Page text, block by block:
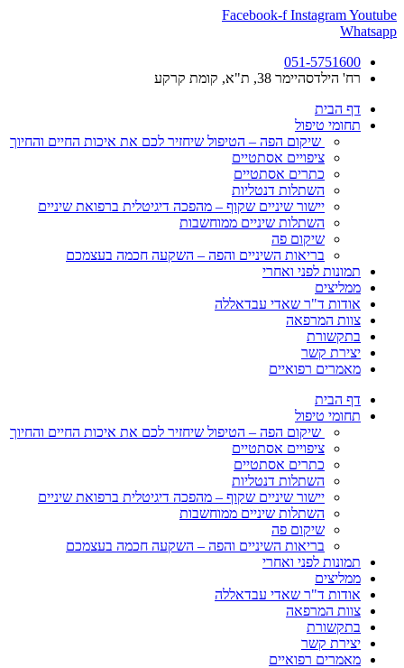
דלג
לתוכן
Facebook-f InstagramYoutube
Whatsapp
051-5751600
רח' הילדסהיימר 38, ת"א, קומת קרקע
דף הבית
תחומי טיפול
שיקום הפה – הטיפול שיחזיר לכם את איכות החיים והחיוך
ציפויים אסתטיים
כתרים אסתטיים
השתלות דנטליות
יישור שיניים שקוף – מהפכה דיגיטלית ברפואת שיניים
השתלות שיניים ממוחשבות
שיקום פה
בריאות השיניים והפה – השקעה חכמה בעצמכם
תמונות לפני ואחרי
ממליצים
אודות ד"ר שאדי עבדאללה
צוות המרפאה
בתקשורת
יצירת קשר
מאמרים רפואיים
דף הבית
תחומי טיפול
שיקום הפה – הטיפול שיחזיר לכם את איכות החיים והחיוך
ציפויים אסתטיים
כתרים אסתטיים
השתלות דנטליות
יישור שיניים שקוף – מהפכה דיגיטלית ברפואת שיניים
השתלות שיניים ממוחשבות
שיקום פה
בריאות השיניים והפה – השקעה חכמה בעצמכם
תמונות לפני ואחרי
ממליצים
אודות ד"ר שאדי עבדאללה
צוות המרפאה
בתקשורת
יצירת קשר
מאמרים רפואיים